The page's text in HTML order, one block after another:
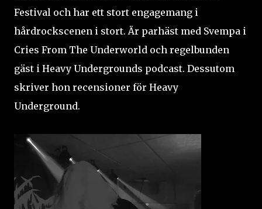
Festival och har ett stort engagemang i
hårdrockscenen i stort. Är parhäst med Svempa i
Cries From The Underworld och regelbunden
gäst i Heavy Undergrounds podcast. Dessutom
skriver hon recensioner för Heavy
Underground.